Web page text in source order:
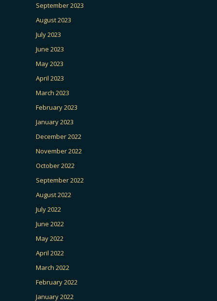
September 2023
August 2023
July 2023
June 2023
May 2023
April 2023
March 2023
February 2023
January 2023
December 2022
November 2022
October 2022
September 2022
August 2022
July 2022
June 2022
May 2022
April 2022
March 2022
February 2022
January 2022